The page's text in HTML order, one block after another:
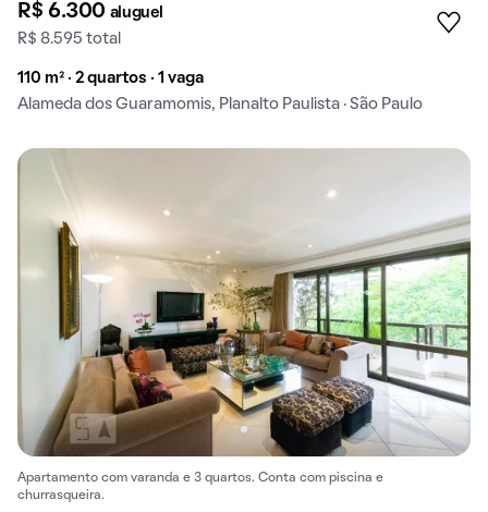
R$ 6.300 aluguel
R$ 8.595 total
110 m² · 2 quartos · 1 vaga
Alameda dos Guaramomis, Planalto Paulista · São Paulo
Apartamento com varanda e 3 quartos. Conta com piscina e
churrasqueira.